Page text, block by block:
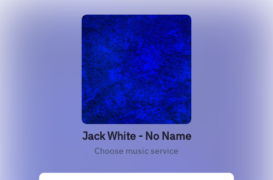
Jack White - No Name
Choose music service